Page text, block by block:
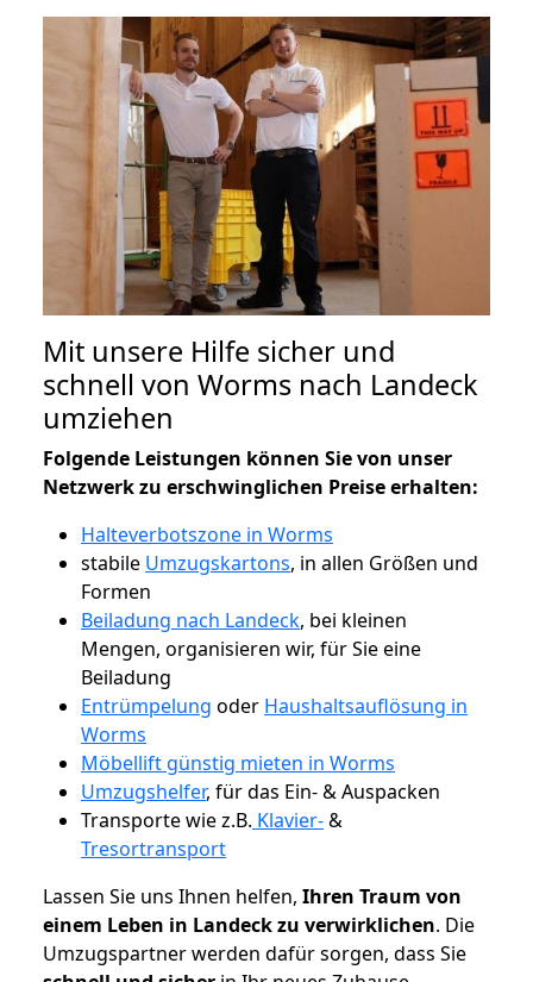
Mit unsere Hilfe sicher und
schnell von Worms nach Landeck
umziehen
Folgende Leistungen können Sie von unser
Netzwerk zu erschwinglichen Preise erhalten:
Halteverbotszone in Worms
stabile Umzugskartons, in allen Größen und
Formen
Beiladung nach Landeck, bei kleinen
Mengen, organisieren wir, für Sie eine
Beiladung
Entrümpelung oder Haushaltsauflösung in
Worms
Möbellift günstig mieten in Worms
Umzugshelfer, für das Ein- & Auspacken
Transporte wie z.B. Klavier-&
Tresortransport
Lassen Sie uns Ihnen helfen, Ihren Traum von
einem Leben in Landeck zu verwirklichen. Die
Umzugspartner werden dafür sorgen, dass Sie